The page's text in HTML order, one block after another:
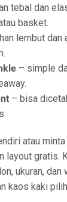
tebal dan
basket.
lembut dan
– simple
– bisa
atau minta
layout gratis.
ukuran, dan
kaos kaki